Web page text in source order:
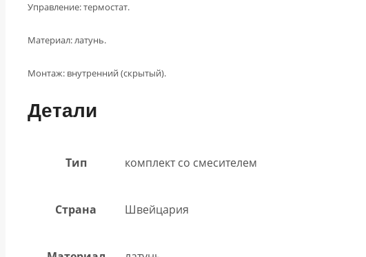
Управление: термостат.
Материал: латунь.
Монтаж: внутренний (скрытый).
Детали
Тип комплект со смесителем
Страна Швейцария